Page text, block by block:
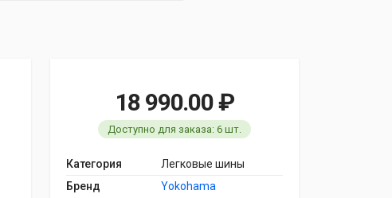
18 990.00 ₽
Доступно для заказа: 6 шт.
Категория
Легковые шины
Бренд
Yokohama